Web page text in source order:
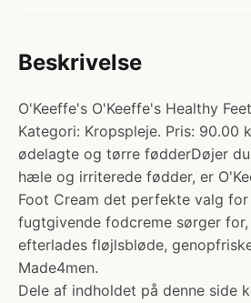
Beskrivelse
O'Keeffe's O'Keeffe's Healthy
Kategori: Kropspleje. Pris: 90.00
ødelagte og tørre fødderDøjer
hæle og irriterede fødder, er
Foot Cream det perfekte valg for
fugtgivende fodcreme sørger
efterlades fløjlsbløde,
Made4men.
Dele af indholdet på denne side